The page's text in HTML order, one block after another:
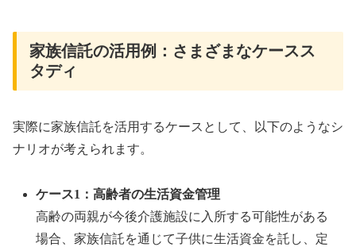
家族信託の活用例：さまざまなケースス
タディ
実際に家族信託を活用するケースとして、以下のようなシ
ナリオが考えられます。
ケース1：高齢者の生活資金管理
高齢の両親が今後介護施設に入所する可能性がある
場合、家族信託を通じて子供に生活資金を託し、定